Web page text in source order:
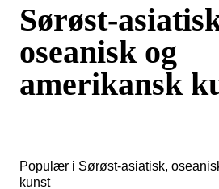
Sørøst-
oseanisk og
amerikansk
Populær i Sørøst-asiatisk,
kunst